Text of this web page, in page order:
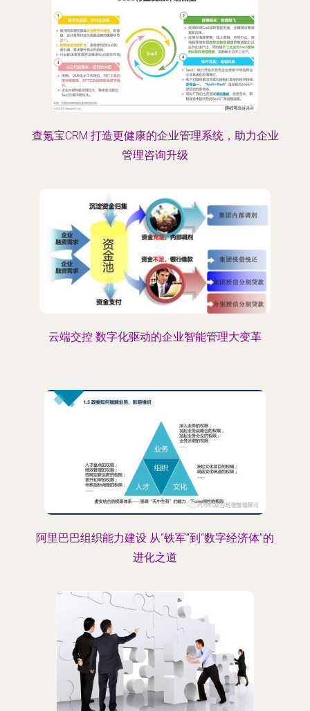
查氪宝CRM 打造更健康的企业管理系统，助力企业
管理咨询升级
云端交控 数字化驱动的企业智能管理大变革
阿里巴巴组织能力建设 从“铁军”到“数字经济体”的
进化之道